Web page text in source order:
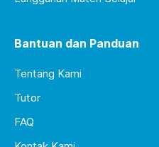
Bantuan dan Panduan
Tentang Kami
Tutor
FAQ